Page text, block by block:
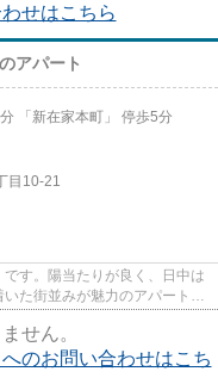
せはこちら
アパート
「新在家本町」 停歩5分
目10-21
す。陽当たりが良く、日中は
た街並みが魅力のアパートは
せん。
のお問い合わせはこち